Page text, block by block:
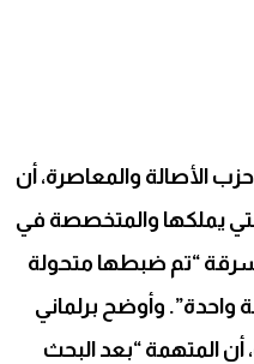
الأصالة والمعاصرة، أن
يملكها والمتخصصة في
“تم ضبطها متحولة
واحدة”. وأوضح برلماني
أن المتهمة “بعد البحث